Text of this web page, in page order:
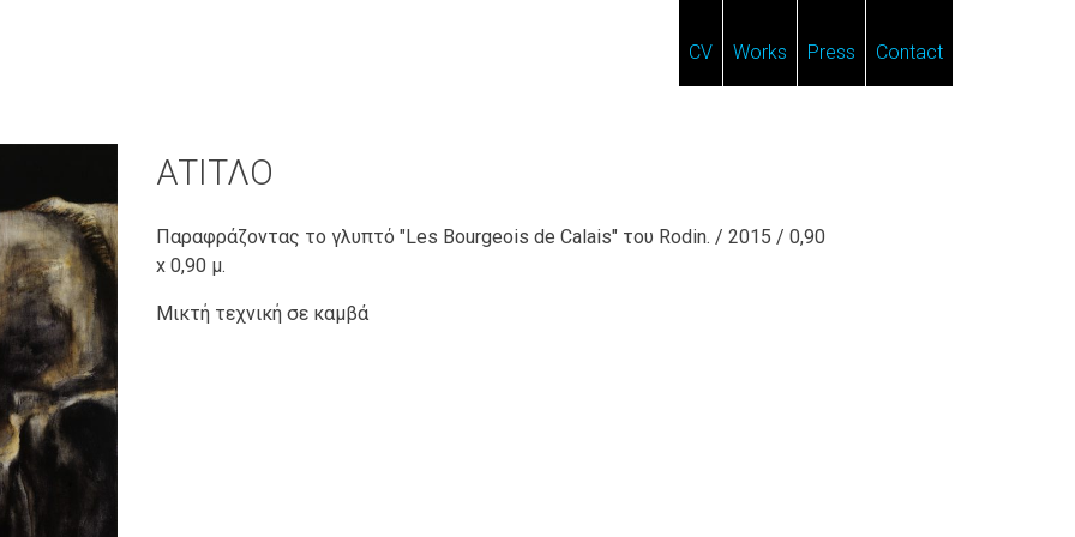
CV Works Press Contact
ΑΤΙΤΛΟ
Παραφράζοντας το γλυπτό "Les Bourgeois de Calais" του Rodin. / 2015 / 0,90
x 0,90 μ.
Μικτή τεχνική σε καμβά